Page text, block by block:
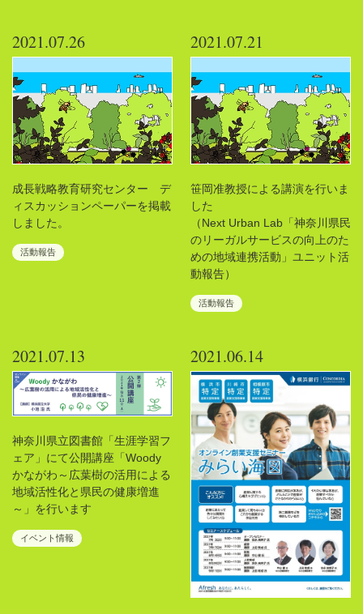
2021.07.26
成長戦略教育研究センター デ
ィスカッションペーパーを掲載
しました。
活動報告
2021.07.21
笹岡准教授による講演を行いま
した
（Next Urban Lab「神奈川県民
のリーガルサービスの向上のた
めの地域連携活動」ユニット活
動報告）
活動報告
2021.07.13
神奈川県立図書館「生涯学習フ
ェア」にて公開講座「Woody
かながわ～広葉樹の活用による
地域活性化と県民の健康増進
～」を行います
イベント情報
2021.06.14